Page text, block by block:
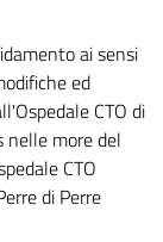
ai sensi
ed
CTO di
nelle more del
CTO
di Perre